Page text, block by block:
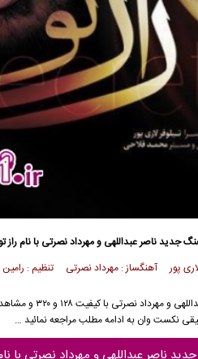
جدیدناصر عبداللهی و مهرداد نصرتی با نام راز
لاری پور آهنگساز : مهرداد نصرتی تنظیم : رامین
ومهرداد نصرتی
با کیفیت
نکست وان به ادامه مطلب مراجعه نمائید …
ناصر عبداللهی و مهرداد نصرتی با